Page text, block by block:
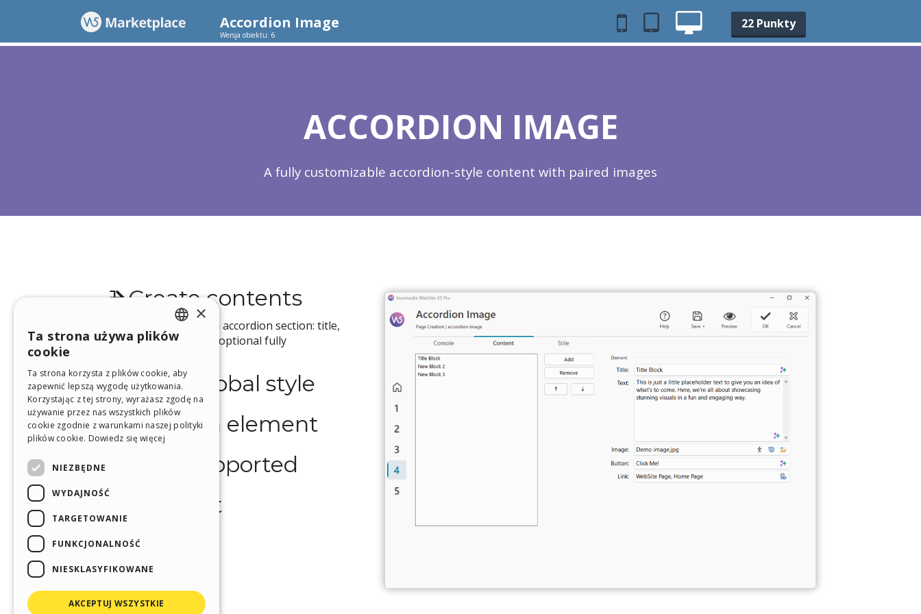
Accordion Image
Wersja obiektu: 6
22 Punkty
ENGLISH
GERMAN
SPANISH
PORTUGUESE
×
Ta strona używa plików
cookie
Ta strona korzysta z plików cookie, aby
zapewnić lepszą wygodę użytkowania.
Korzystając z tej strony, wyrażasz zgodę na
używanie przez nas wszystkich plików
cookie zgodnie z warunkami naszej polityki
plików cookie. Dowiedz się więcej
NIEZBĘDNE
WYDAJNOŚĆ
TARGETOWANIE
FUNKCJONALNOŚĆ
NIESKLASYFIKOWANE
AKCEPTUJ WSZYSTKIE